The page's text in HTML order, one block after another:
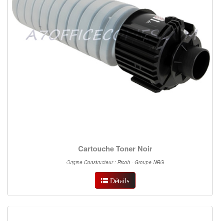
Cartouche Toner Noir
Origine Constructeur : Ricoh - Groupe NRG
Détails